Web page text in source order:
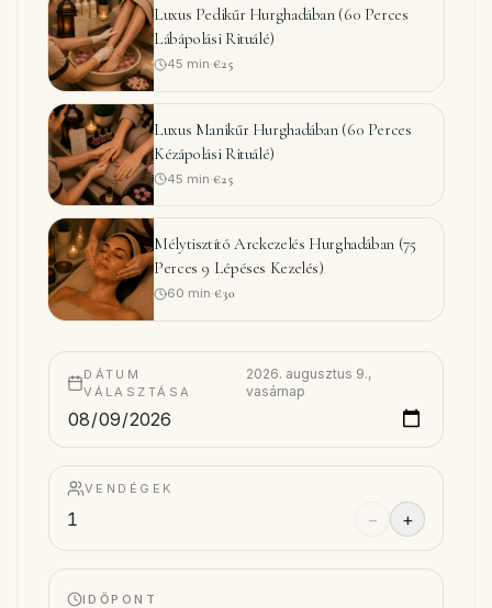
Luxus Pedikűr Hurghadában (60 Perces
Lábápolási Rituálé)
45 min·€25
Luxus Manikűr Hurghadában (60 Perces
Kézápolási Rituálé)
45 min·€25
Mélytisztító Arckezelés Hurghadában (75
Perces 9 Lépéses Kezelés)
60 min·€30
DÁTUM
VÁLASZTÁSA
2026. augusztus 9.,
vasárnap
VENDÉGEK
− +
IDŐPONT